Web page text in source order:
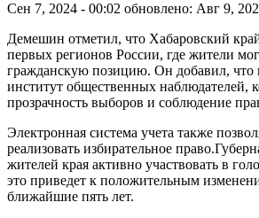
Сен 7, 2024 - 00:02 обновлено: Авг 9,
Демешин отметил, что Хабаровский
первых регионов России, где жители
гражданскую позицию. Он добавил, что
институт общественных наблюдателей,
прозрачность выборов и соблюдение
Электронная система учета также
реализовать избирательное
жителей края активно участвовать в
это приведет к положительным
ближайшие пять лет.